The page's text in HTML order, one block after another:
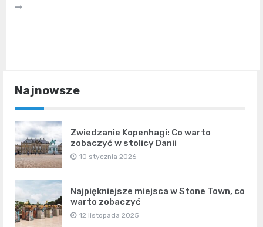
Najnowsze
Zwiedzanie Kopenhagi: Co warto
zobaczyć w stolicy Danii
10 stycznia 2026
Najpiękniejsze miejsca w Stone Town, co
warto zobaczyć
12 listopada 2025